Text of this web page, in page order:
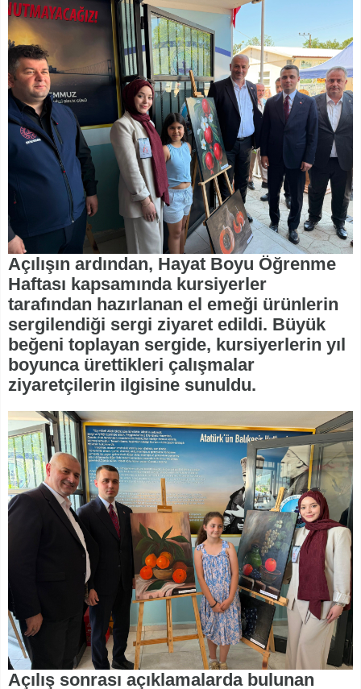
Açılışın ardından, Hayat Boyu Öğrenme
Haftası kapsamında kursiyerler
tarafından hazırlanan el emeği ürünlerin
sergilendiği sergi ziyaret edildi. Büyük
beğeni toplayan sergide, kursiyerlerin yıl
boyunca ürettikleri çalışmalar
ziyaretçilerin ilgisine sunuldu.
Açılış sonrası açıklamalarda bulunan